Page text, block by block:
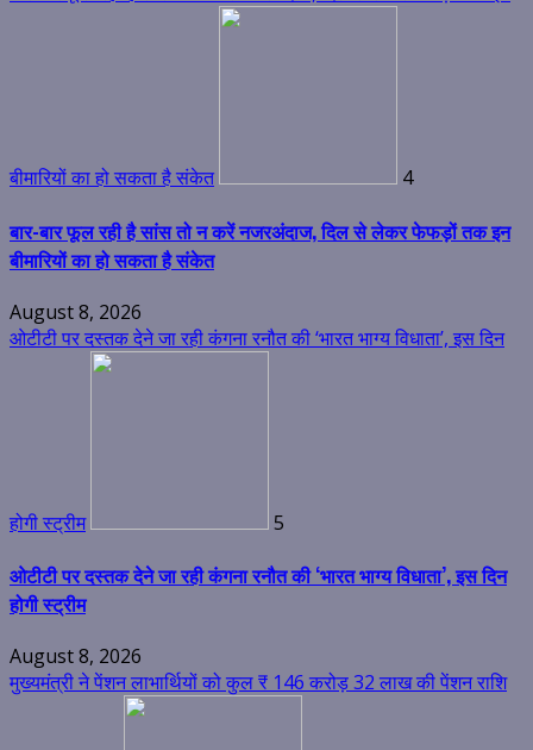
बीमारियों का हो सकता है संकेत 4
बार-बार फूल रही है सांस तो न करें नजरअंदाज, दिल से लेकर फेफड़ों तक इन
बीमारियों का हो सकता है संकेत
August 8, 2026
ओटीटी पर दस्तक देने जा रही कंगना रनौत की ‘भारत भाग्य विधाता’, इस दिन
होगी स्ट्रीम 5
ओटीटी पर दस्तक देने जा रही कंगना रनौत की ‘भारत भाग्य विधाता’, इस दिन
होगी स्ट्रीम
August 8, 2026
मुख्यमंत्री ने पेंशन लाभार्थियों को कुल ₹ 146 करोड़ 32 लाख की पेंशन राशि